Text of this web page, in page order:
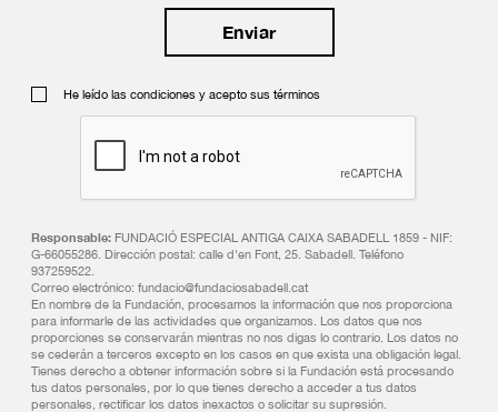
He leído las condiciones y acepto sus términos
Responsable: FUNDACIÓ ESPECIAL ANTIGA CAIXA SABADELL 1859 - NIF:
G-66055286. Dirección postal: calle d'en Font, 25. Sabadell. Teléfono
937259522.
Correo electrónico: fundacio@fundaciosabadell.cat
En nombre de la Fundación, procesamos la información que nos proporciona
para informarle de las actividades que organizamos. Los datos que nos
proporciones se conservarán mientras no nos digas lo contrario. Los datos no
se cederán a terceros excepto en los casos en que exista una obligación legal.
Tienes derecho a obtener información sobre si la Fundación está procesando
tus datos personales, por lo que tienes derecho a acceder a tus datos
personales, rectificar los datos inexactos o solicitar su supresión.